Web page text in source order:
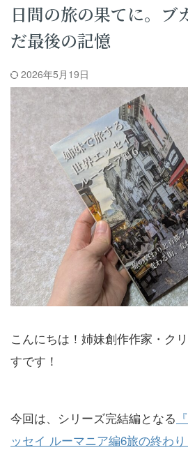
日間の旅の果てに。ブ
だ最後の記憶
2026年5月19日
こんにちは！姉妹創作作家・ク
すです！
今回は、シリーズ完結編となる
ッセイ ルーマニア編6旅の終わ